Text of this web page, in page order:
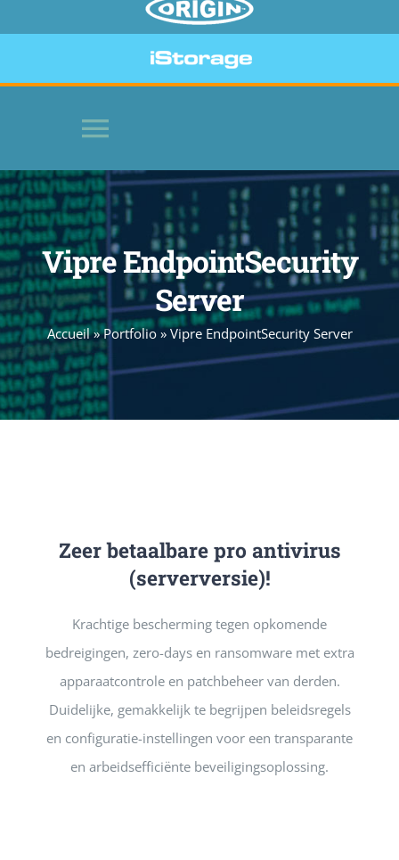
Toggle
Navigation
HOME
SOFTWARE
BEVEILIGDE APPARATEN
WEBSITE
CONTACT
Vipre EndpointSecurity
Server
Accueil»Portfolio»Vipre EndpointSecurity Server
Zeer betaalbare pro antivirus
(serverversie)!
Krachtige bescherming tegen opkomende
bedreigingen, zero-days en ransomware met extra
apparaatcontrole en patchbeheer van derden.
Duidelijke, gemakkelijk te begrijpen beleidsregels
en configuratie-instellingen voor een transparante
en arbeidsefficiënte beveiligingsoplossing.